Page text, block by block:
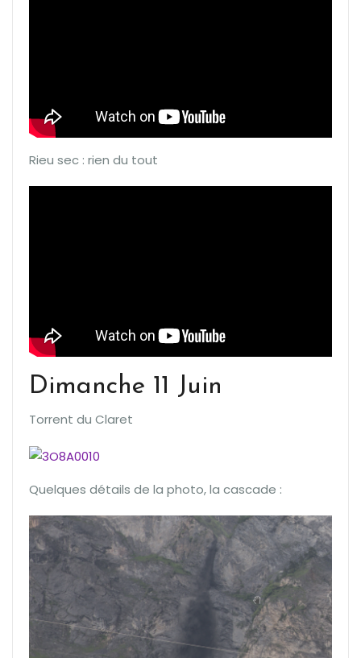
Rieu sec : rien du tout
Dimanche 11 Juin
Torrent du Claret
Quelques détails de la photo, la cascade :